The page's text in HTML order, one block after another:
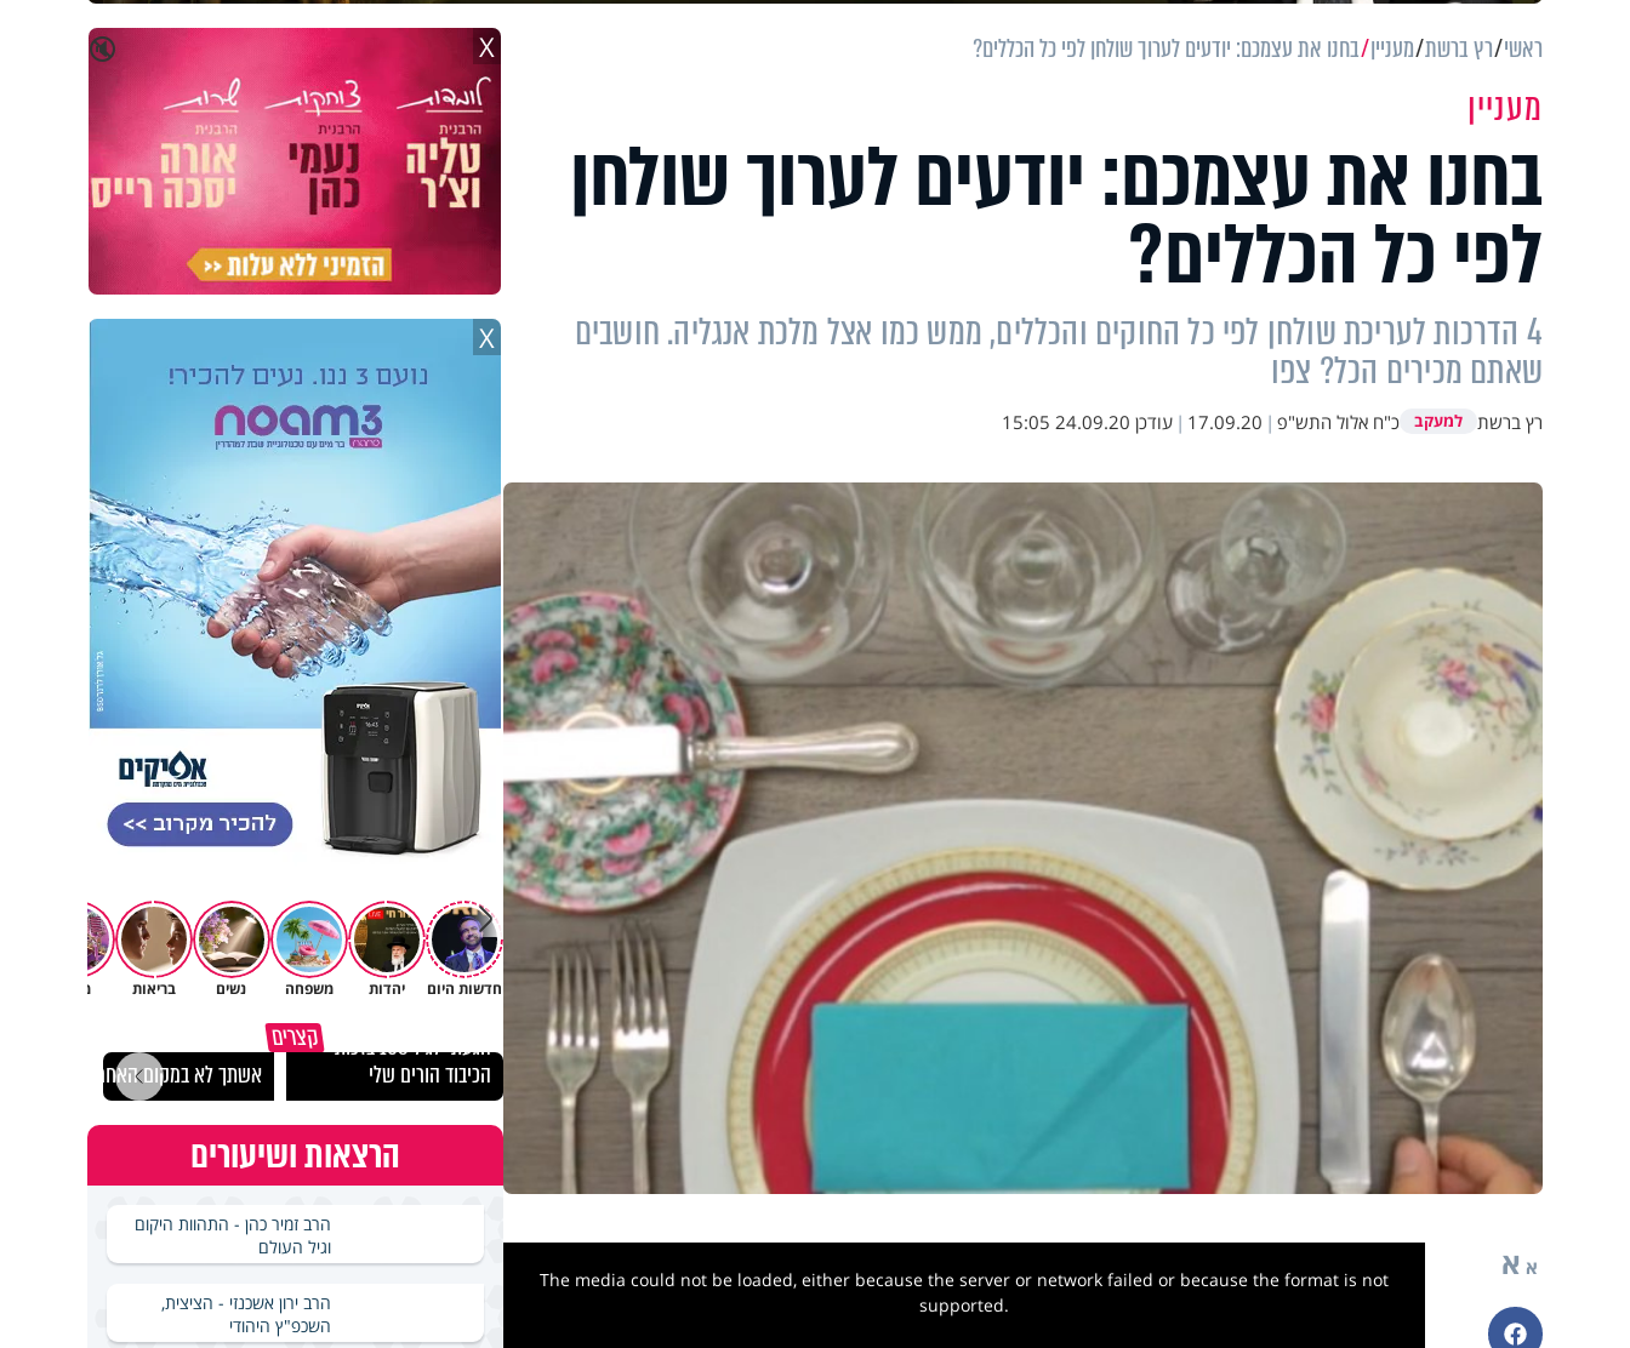
ראשי רץ ברשת מעניין בחנו את עצמכם: יודעים לערוך שולחן לפי כל הכללים?
מעניין
בחנו את עצמכם: יודעים לערוך שולחן
לפי כל הכללים?
4 הדרכות לעריכת שולחן לפי כל החוקים והכללים, ממש כמו אצל מלכת אנגליה. חושבים
שאתם מכירים הכל? צפו
רץ ברשת למעקב כ"ח אלול התש"פ |
17.09.20
| עודכן 24.09.20 15:05
א א
פייסבוק
The media could not be loaded, either because the server or network failed or because the format is not
supported.
🔇 X
X
חדשות היום יהדות משפחה נשים בריאות מגזין
קצרים הגעתי לגיל 108 בזכות
הכיבוד הורים שלי
אשתך לא במקום האחרון
הרצאות ושיעורים
הרב זמיר כהן - התהוות היקום
וגיל העולם
הרב ירון אשכנזי - הציצית,
השכפ"ץ היהודי